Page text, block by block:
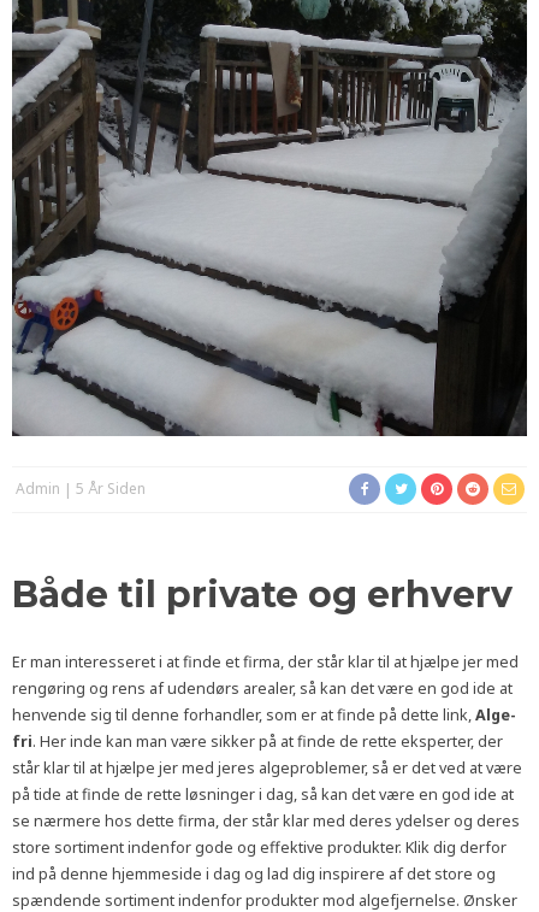
Admin 5 År Siden
Både til private og erhverv
Er man interesseret i at finde et firma, der står klar til at hjælpe jer med
rengøring og rens af udendørs arealer, så kan det være en god ide at
henvende sig til denne forhandler, som er at finde på dette link,Alge-
fri. Her inde kan man være sikker på at finde de rette eksperter, der
står klar til at hjælpe jer med jeres algeproblemer, så er det ved at være
på tide at finde de rette løsninger i dag, så kan det være en god ide at
se nærmere hos dette firma, der står klar med deres ydelser og deres
store sortiment indenfor gode og effektive produkter. Klik dig derfor
ind på denne hjemmeside i dag og lad dig inspirere af det store og
spændende sortiment indenfor produkter mod algefjernelse. Ønsker